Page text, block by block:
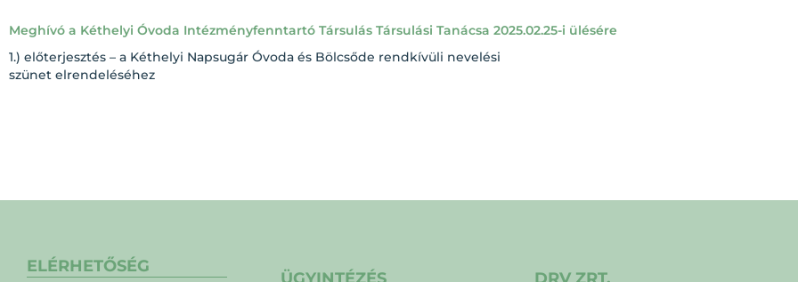
Meghívó a Kéthelyi Óvoda Intézményfenntartó Társulás Társulási Tanácsa 2025.02.25-i ülésére
1.) előterjesztés – a Kéthelyi Napsugár Óvoda és Bölcsőde rendkívüli nevelési
szünet elrendeléséhez
ELÉRHETŐSÉG